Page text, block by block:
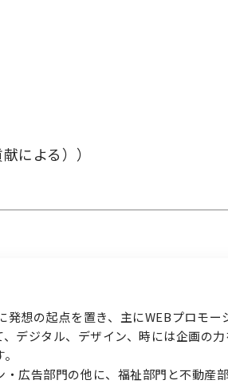
せ
による））
想の起点を置き、主にWEBプロモ
デジタル、デザイン、時には企画の
広告部門の他に、福祉部門と不動産